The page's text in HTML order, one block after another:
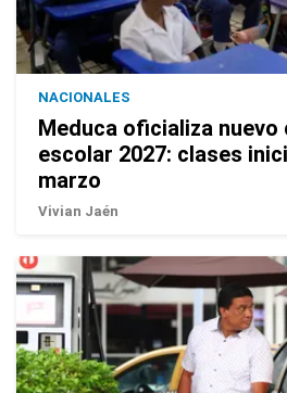
NACIONALES
Meduca oficializa nuevo
escolar 2027: clases
marzo
Vivian Jaén